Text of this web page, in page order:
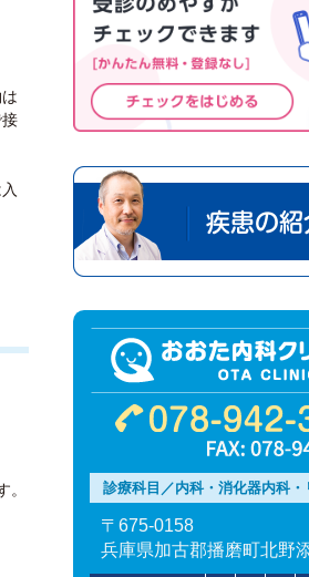
診療科目／内科・消化器内科・
〒675-0158
兵庫県加古郡播磨町北野